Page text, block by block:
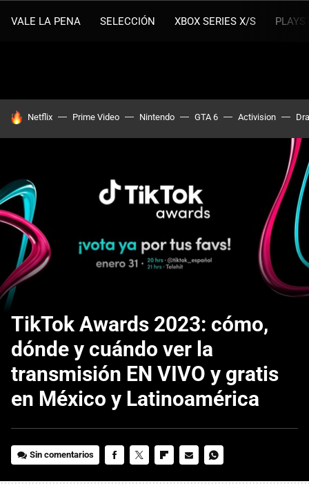
VALE LA PENA SELECCIÓN XBOX SERIES X/S
HOY SE HABLA DE
Netflix Prime Video Nintendo GTA 6 Activision
TikTok Awards 2023: cómo,
dónde y cuándo ver la
transmisión EN VIVO y gratis
en México y Latinoamérica
Sin comentarios